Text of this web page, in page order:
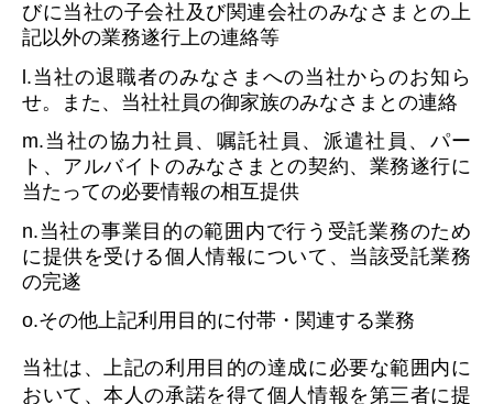
びに当社の子会社及び関連会社のみなさまとの上
記以外の業務遂行上の連絡等
l.当社の退職者のみなさまへの当社からのお知ら
せ。また、当社社員の御家族のみなさまとの連絡
m.当社の協力社員、嘱託社員、派遣社員、パー
ト、アルバイトのみなさまとの契約、業務遂行に
当たっての必要情報の相互提供
n.当社の事業目的の範囲内で行う受託業務のため
に提供を受ける個人情報について、当該受託業務
の完遂
o.その他上記利用目的に付帯・関連する業務
当社は、上記の利用目的の達成に必要な範囲内に
おいて、本人の承諾を得て個人情報を第三者に提